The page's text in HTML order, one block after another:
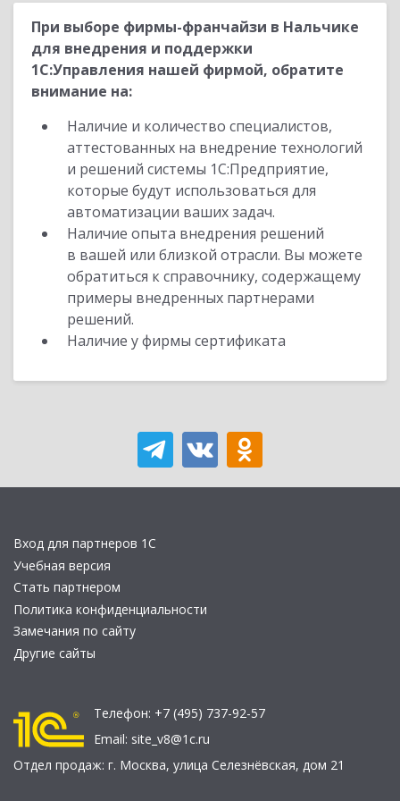
При выборе фирмы-франчайзи в Нальчике
для внедрения и поддержки
1С:Управления нашей фирмой, обратите
внимание на:
Наличие и количество специалистов,
аттестованных на внедрение технологий
и решений системы 1С:Предприятие,
которые будут использоваться для
автоматизации ваших задач.
Наличие опыта внедрения решений
в вашей или близкой отрасли. Вы можете
обратиться к справочнику, содержащему
примеры внедренных партнерами
решений.
Наличие у фирмы сертификата
Вход для партнеров 1С
Учебная версия
Стать партнером
Политика конфиденциальности
Замечания по сайту
Другие сайты
Телефон: +7 (495) 737-92-57
Email: site_v8@1c.ru
Отдел продаж: г. Москва, улица Селезнёвская, дом 21